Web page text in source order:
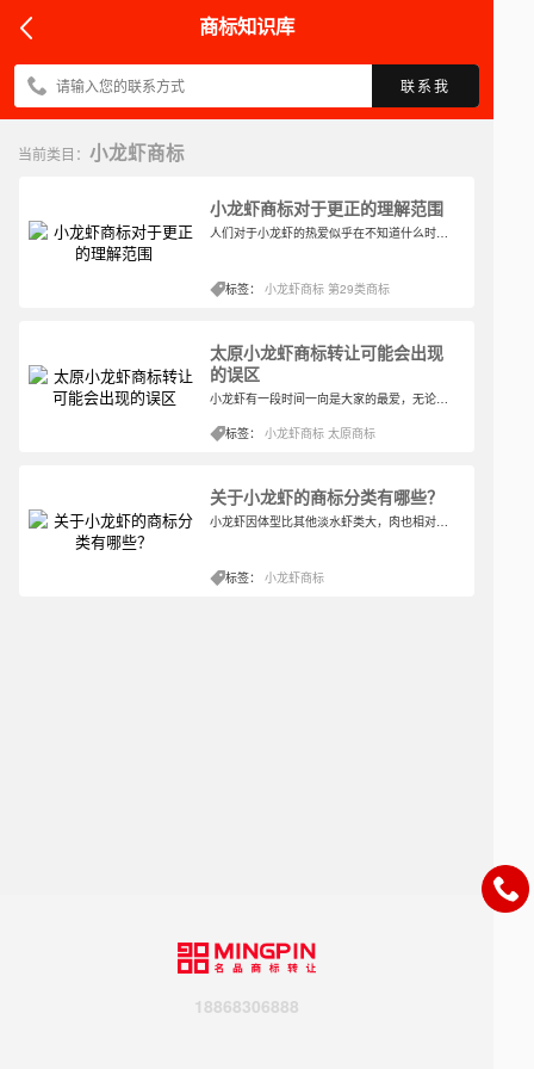
商标知识库
联系我
当前类目： 小龙虾商标
小龙虾商标对于更正的理解范围
人们对于小龙虾的热爱似乎在不知道什么时候就产生了，小龙虾是淡水经济虾类，因肉味鲜美广受人们欢迎。小龙虾近年来在中国已经成为重要经济养殖品种。对于小龙虾商标所在的类别，应该怎样选择呢？
标签：小龙虾商标 第29类商标
太原小龙虾商标转让可能会出现
的误区
小龙虾有一段时间一向是大家的最爱，无论是在餐厅还是点外卖或者自己做菜，都会出现小龙虾的踪迹。所以在那一段时间里，小龙虾很容易就成为人们津津乐道的菜品之一，怎么吃都吃不够的程度。
标签：小龙虾商标 太原商标
关于小龙虾的商标分类有哪些？
小龙虾因体型比其他淡水虾类大，肉也相对较多，及肉质鲜美之原因，而被制成多种料理，都受到了普遍大众的欢迎。小龙虾配啤酒，是炎炎夏日夜宵的标配。由于自己做小龙虾的繁琐，大部分消费群体都会选择在外面食用，导致每年夏天小龙虾店的生意都十分火爆，也让很多企业争先强后的想进入小龙虾的市场。
标签：小龙虾商标
18868306888